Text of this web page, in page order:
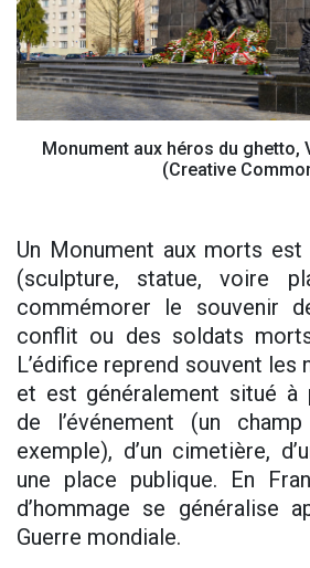
Monument aux héros du ghetto,
(Creative
Un Monument aux morts
(sculpture, statue, voire
commémorer le souvenir
conflit ou des soldats
L’édifice reprend souvent les
et est généralement situé à
de l’événement (un
exemple), d’un cimetière,
une place publique. En
d’hommage se généralise
Guerre mondiale.